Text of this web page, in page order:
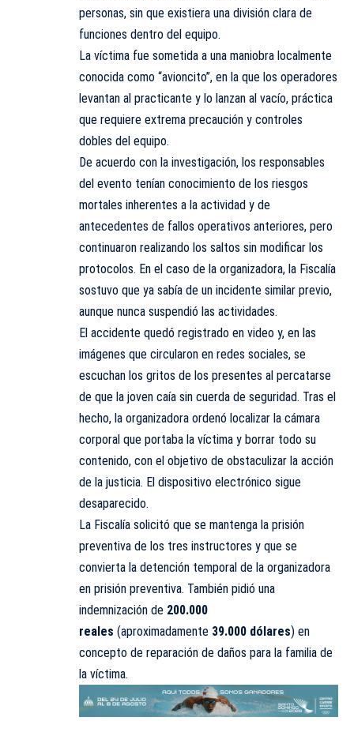
personas, sin que existiera una división clara de
funciones dentro del equipo.
La víctima fue sometida a una maniobra localmente
conocida como “avioncito”, en la que los operadores
levantan al practicante y lo lanzan al vacío, práctica
que requiere extrema precaución y controles
dobles del equipo.
De acuerdo con la investigación, los responsables
del evento tenían conocimiento de los riesgos
mortales inherentes a la actividad y de
antecedentes de fallos operativos anteriores, pero
continuaron realizando los saltos sin modificar los
protocolos. En el caso de la organizadora, la Fiscalía
sostuvo que ya sabía de un incidente similar previo,
aunque nunca suspendió las actividades.
El accidente quedó registrado en video y, en las
imágenes que circularon en redes sociales, se
escuchan los gritos de los presentes al percatarse
de que la joven caía sin cuerda de seguridad. Tras el
hecho, la organizadora ordenó localizar la cámara
corporal que portaba la víctima y borrar todo su
contenido, con el objetivo de obstaculizar la acción
de la justicia. El dispositivo electrónico sigue
desaparecido.
La Fiscalía solicitó que se mantenga la prisión
preventiva de los tres instructores y que se
convierta la detención temporal de la organizadora
en prisión preventiva. También pidió una
indemnización de 200.000
reales (aproximadamente 39.000 dólares) en
concepto de reparación de daños para la familia de
la víctima.